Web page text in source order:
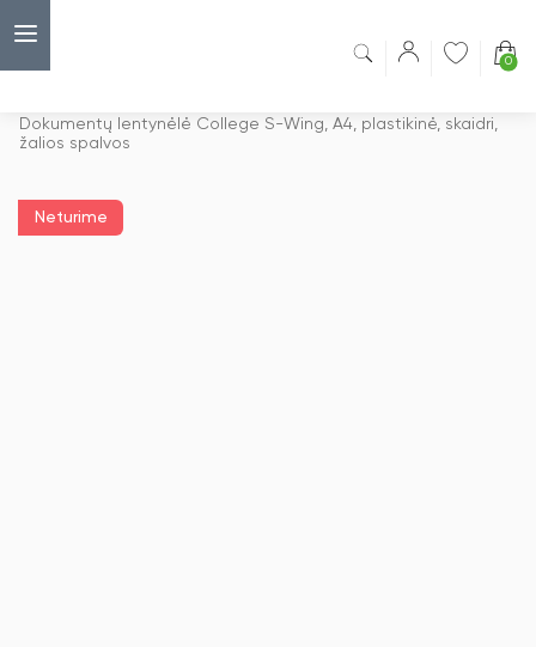
0
Dokumentų lentynėlė College S-Wing, A4, plastikinė, skaidri,
žalios spalvos
Neturime